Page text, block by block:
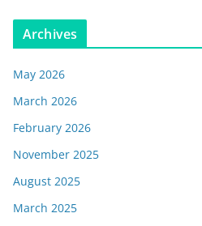
Archives
May 2026
March 2026
February 2026
November 2025
August 2025
March 2025